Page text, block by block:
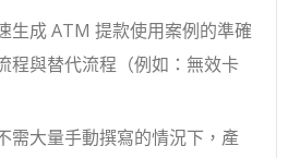
生成 ATM 提款使用案例的準確
程與替代流程（例如：無效卡
需大量手動撰寫的情況下，產